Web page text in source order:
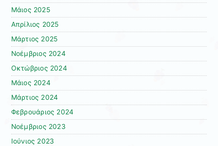
Μάιος 2025
Απρίλιος 2025
Μάρτιος 2025
Νοέμβριος 2024
Οκτώβριος 2024
Μάιος 2024
Μάρτιος 2024
Φεβρουάριος 2024
Νοέμβριος 2023
Ιούνιος 2023